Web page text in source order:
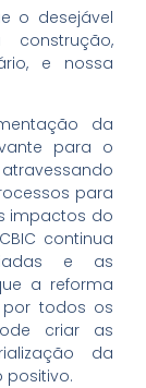
o desejável
e nossa
da
para o
para
impactos do
continua
e as
a reforma
todos os
criar as
da
positivo.